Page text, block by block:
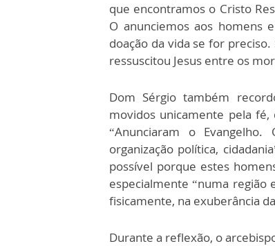
que encontramos o Cristo
O anunciemos aos homens
doação da vida se for
ressuscitou Jesus entre os
Dom Sérgio também
movidos unicamente pela fé,
“Anunciaram o Evangelho.
organização política,
possível porque estes
especialmente “numa região
fisicamente, na exuberância
Durante a reflexão, o